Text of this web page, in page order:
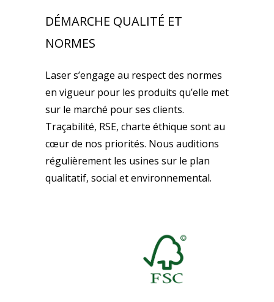
DÉMARCHE QUALITÉ ET
NORMES
Laser s’engage au respect des normes
en vigueur pour les produits qu’elle met
sur le marché pour ses clients.
Traçabilité, RSE, charte éthique sont au
cœur de nos priorités. Nous auditions
régulièrement les usines sur le plan
qualitatif, social et environnemental.